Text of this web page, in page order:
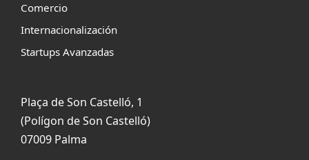
Comercio
Internacionalización
Startups Avanzadas
Plaça de Son Castelló, 1
(Polígon de Son Castelló)
07009 Palma